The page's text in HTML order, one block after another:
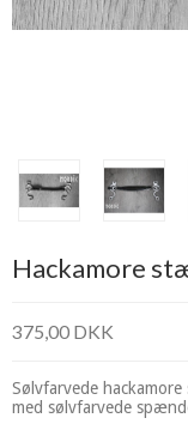
Hackamore
375,00 DKK
Sølvfarvede
med sølvfarvede